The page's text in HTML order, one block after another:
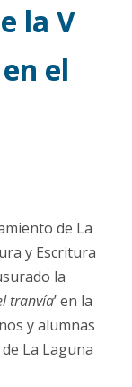
la V
el
de La
y Escritura
la
tranvía’ en la
y alumnas
La Laguna